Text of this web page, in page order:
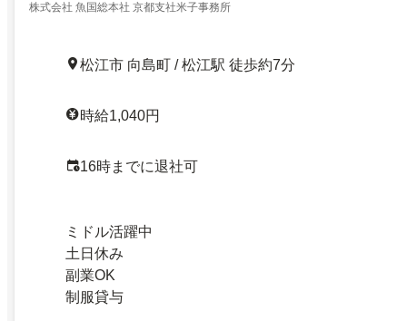
株式会社 魚国総本社 京都支社米子事務所
松江市 向島町 / 松江駅 徒歩約7分
時給1,040円
16時までに退社可
ミドル活躍中
土日休み
副業OK
制服貸与